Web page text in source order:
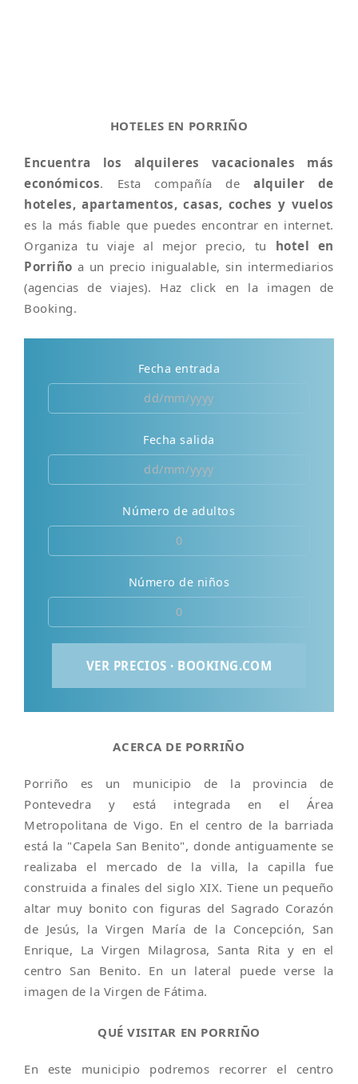
HOTELES EN PORRIÑO
Encuentra los alquileres vacacionales más
económicos. Esta compañía de alquiler de
hoteles, apartamentos, casas, coches y vuelos
es la más fiable que puedes encontrar en internet.
Organiza tu viaje al mejor precio, tu hotel en
Porriño a un precio inigualable, sin intermediarios
(agencias de viajes). Haz click en la imagen de
Booking.
Fecha entrada
Fecha salida
Número de adultos
Número de niños
ACERCA DE PORRIÑO
Porriño es un municipio de la provincia de
Pontevedra y está integrada en el Área
Metropolitana de Vigo. En el centro de la barriada
está la "Capela San Benito", donde antiguamente se
realizaba el mercado de la villa, la capilla fue
construida a finales del siglo XIX. Tiene un pequeño
altar muy bonito con figuras del Sagrado Corazón
de Jesús, la Virgen María de la Concepción, San
Enrique, La Virgen Milagrosa, Santa Rita y en el
centro San Benito. En un lateral puede verse la
imagen de la Virgen de Fátima.
QUÉ VISITAR EN PORRIÑO
En este municipio podremos recorrer el centro